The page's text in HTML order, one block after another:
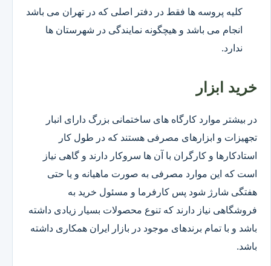
کلیه پروسه ها فقط در دفتر اصلی که در تهران می باشد
انجام می باشد و هیچگونه نمایندگی در شهرستان ها
ندارد.
خرید ابزار
در بیشتر موارد کارگاه های ساختمانی بزرگ دارای انبار
تجهیزات و ابزارهای مصرفی هستند که در طول کار
استادکارها و کارگران با آن ها سروکار دارند و گاهی نیاز
است که این موارد مصرفی به صورت ماهیانه و یا حتی
هفتگی شارژ شود پس کارفرما و مسئول خرید به
فروشگاهی نیاز دارند که تنوع محصولات بسیار زیادی داشته
باشد و با تمام برندهای موجود در بازار ایران همکاری داشته
باشد.